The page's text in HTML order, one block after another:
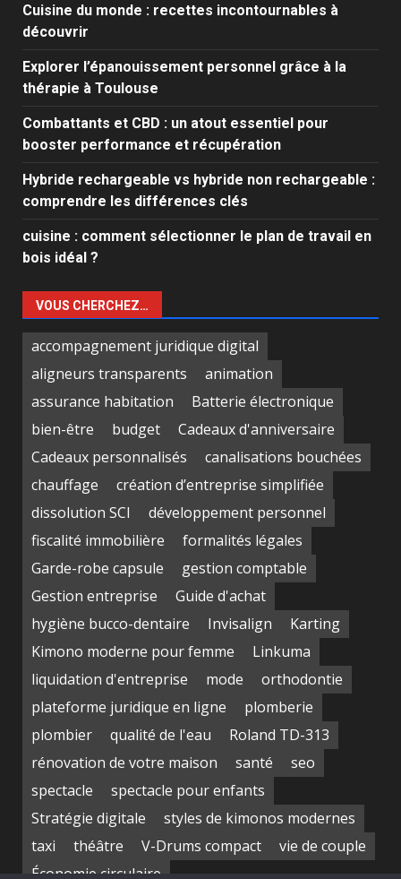
Cuisine du monde : recettes incontournables à
découvrir
Explorer l’épanouissement personnel grâce à la
thérapie à Toulouse
Combattants et CBD : un atout essentiel pour
booster performance et récupération
Hybride rechargeable vs hybride non rechargeable :
comprendre les différences clés
cuisine : comment sélectionner le plan de travail en
bois idéal ?
VOUS CHERCHEZ…
accompagnement juridique digital
aligneurs transparents
animation
assurance habitation
Batterie électronique
bien-être
budget
Cadeaux d'anniversaire
Cadeaux personnalisés
canalisations bouchées
chauffage
création d’entreprise simplifiée
dissolution SCI
développement personnel
fiscalité immobilière
formalités légales
Garde-robe capsule
gestion comptable
Gestion entreprise
Guide d'achat
hygiène bucco-dentaire
Invisalign
Karting
Kimono moderne pour femme
Linkuma
liquidation d'entreprise
mode
orthodontie
plateforme juridique en ligne
plomberie
plombier
qualité de l'eau
Roland TD-313
rénovation de votre maison
santé
seo
spectacle
spectacle pour enfants
Stratégie digitale
styles de kimonos modernes
taxi
théâtre V-Drums compact
vie de couple
Économie circulaire